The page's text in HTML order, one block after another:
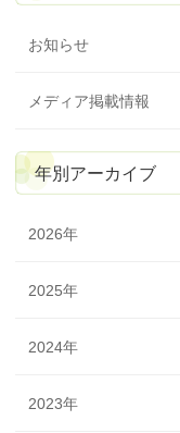
お知らせ
メディア掲載情報
年別アーカイブ
2026年
2025年
2024年
2023年